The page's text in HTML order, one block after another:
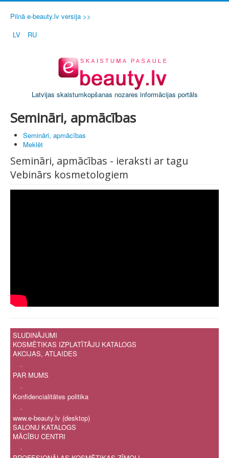
Pilnā e-beauty.lv versija >>
LV
RU
Latvijas skaistumkopšanas nozares informācijas portāls
Semināri, apmācības
Semināri, apmācības
Meklēt
Semināri, apmācības - ieraksti ar tagu
Vebinārs kosmetologiem
SLUDINĀJUMI
KOSMĒTIKAS IZPLATĪTĀJU KATALOGS
AKCIJAS, ATLAIDES
.
PAR MUMS
.
Konfidencialitātes politika
.
www.e-beauty.lv (desktop)
SALONU KATALOGS
MĀCĪBU CENTRI
.